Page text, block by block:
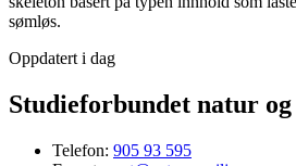
sømløs.
Oppdatert i dag
Studieforbundet natur
Telefon: 905 93 595